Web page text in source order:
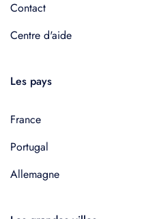
Contact
Centre d'aide
Les pays
France
Portugal
Allemagne